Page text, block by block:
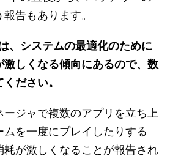
告もあります。
、システムの最適化のために
しくなる傾向にあるので、数
ださい。
ージャで複数のアプリを立ち上
を一度にプレイしたりする
耗が激しくなることが報告され